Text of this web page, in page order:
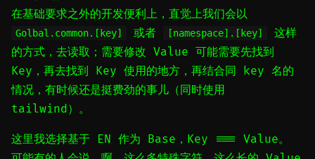
在基础要求之外的开发便利上，直觉上我们会以
Golbal.common.[key] 或者 [namespace].[key]
这样
的方式，去读取；需要修改 Value 可能需要先找到
Key，再去找到 Key 使用的地方，再结合同 key 名的
情况，有时候还是挺费劲的事儿（同时使用
tailwind）。
这里我选择基于 EN 作为 Base，Key === Value。